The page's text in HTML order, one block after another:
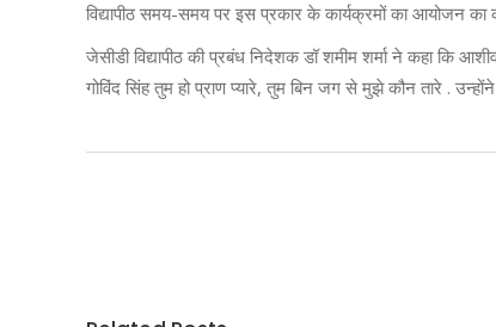
विद्यापीठ समय-समय पर इस प्रकार के कार्यक्रमों का आयोजन का
जेसीडी विद्यापीठ की प्रबंध निदेशक डॉ शमीम शर्मा ने कहा कि
गोविंद सिंह तुम हो प्राण प्यारे, तुम बिन जग से मुझे कौन तारे . उन्होंने